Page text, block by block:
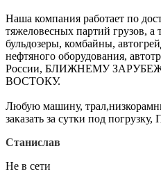
Наша компания работает по
тяжеловесных партий грузов, а
бульдозеры, комбайны,
нефтяного оборудования,
России, БЛИЖНЕМУ
ВОСТОКУ.
Любую машину,
заказать за сутки под
Станислав
Не в сети